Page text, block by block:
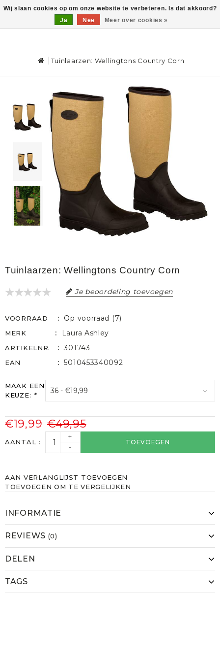
0
Tuinlaarzen: Wellingtons Country Corn
Tuinlaarzen: Wellingtons Country Corn
Je beoordeling toevoegen
VOORRAAD Op voorraad (7)
MERK Laura Ashley
ARTIKELNR. 301743
EAN 5010453340092
MAAK EEN
KEUZE: *
€49,95
€19,99
AANTAL
+
-
TOEVOEGEN
AAN VERLANGLIJST TOEVOEGEN
TOEVOEGEN OM TE VERGELIJKEN
INFORMATIE
REVIEWS (0)
DELEN
TAGS
Wij slaan cookies op om onze website te verbeteren. Is dat akkoord?
Ja
Nee Meer over cookies »